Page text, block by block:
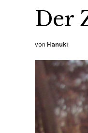
Der
von Hanuki